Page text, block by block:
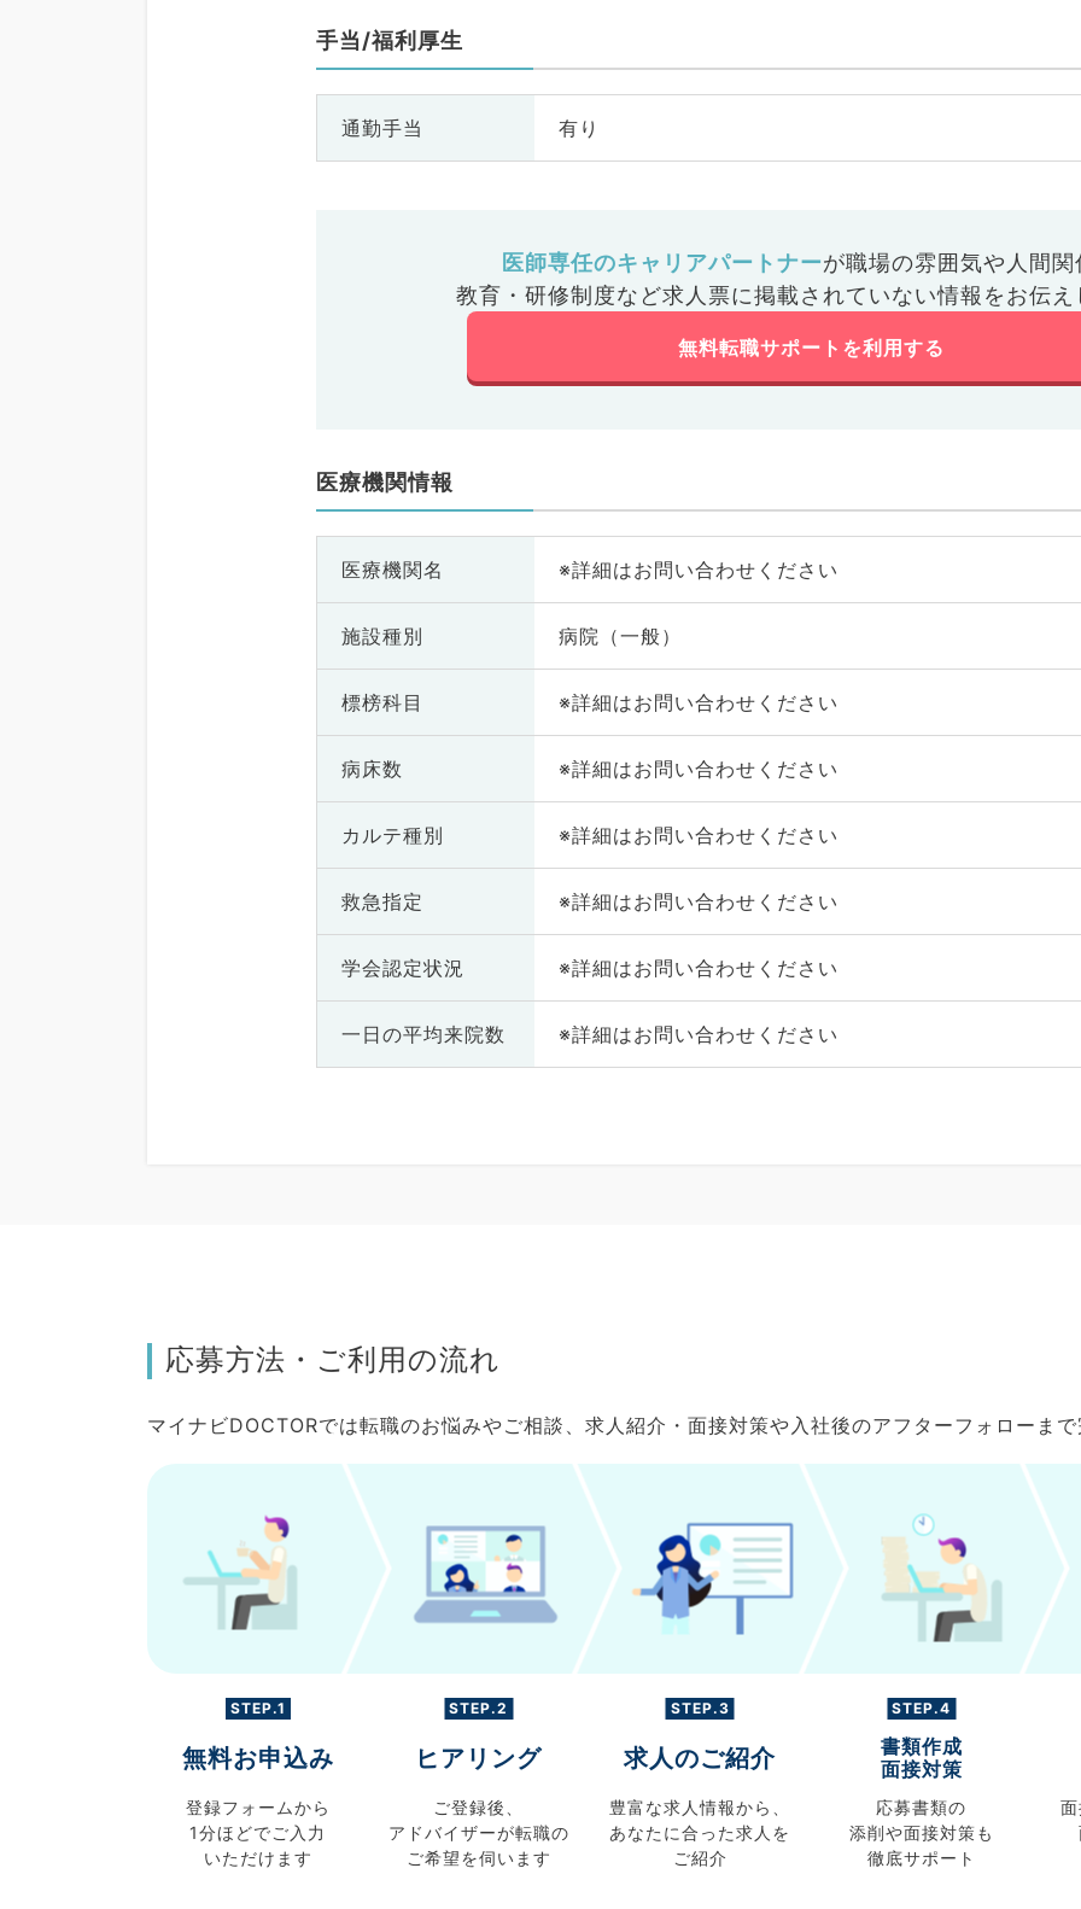
手当/福利厚生
通勤手当 有り
医師専任のキャリアパートナーが職場の雰囲気や人間関
教育・研修制度など求人票に掲載されていない情報をお伝え
無料転職サポートを利用する
医療機関情報
医療機関名 ※詳細はお問い合わせください
施設種別 病院（一般）
標榜科目 ※詳細はお問い合わせください
病床数 ※詳細はお問い合わせください
カルテ種別 ※詳細はお問い合わせください
救急指定 ※詳細はお問い合わせください
学会認定状況 ※詳細はお問い合わせください
一日の平均来院数 ※詳細はお問い合わせください
応募方法・ご利用の流れ
マイナビDOCTORでは転職のお悩みやご相談、求人紹介・面接対策や入社後のアフターフォローま
STEP.1
無料お申込み
登録フォームから
1分ほどでご入力
いただけます
STEP.2
ヒアリング
ご登録後、
アドバイザーが転職の
ご希望を伺います
STEP.3
求人のご紹介
豊富な求人情報から、
あなたに合った求人を
ご紹介
STEP.4
書類作成
面接対策
応募書類の
添削や面接対策も
徹底サポート